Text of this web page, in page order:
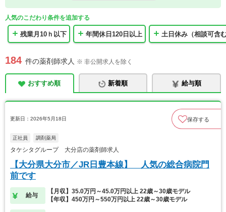
人気のこだわり条件を追加する
残業月10ｈ以下 年間休日120日以上 土日休み（相談可含
184 件の薬剤師求人 ※ 非公開求人を除く
おすすめ順 新着順 給与順
更新日：2026年5月18日 保存する
正社員 調剤薬局
タケシタグループ 大分店の薬剤師求人
【大分県大分市／JR日豊本線】 人気の総合病院門
前です
給与
【月収】35.0万円～45.0万円以上 22歳～30歳モデル
【年収】450万円～550万円以上 22歳～30歳モデル